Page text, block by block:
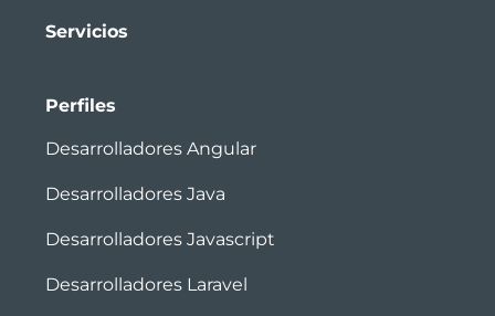
Servicios
Perfiles
Desarrolladores Angular
Desarrolladores Java
Desarrolladores Javascript
Desarrolladores Laravel